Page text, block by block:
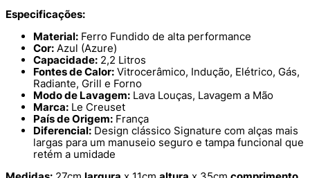
Especificações:
Material: Ferro Fundido de alta performance
Cor: Azul (Azure)
Capacidade: 2,2 Litros
Fontes de Calor: Vitrocerâmico, Indução, Elétrico, Gás,
Radiante, Grill e Forno
Modo de Lavagem: Lava Louças, Lavagem a Mão
Marca: Le Creuset
País de Origem: França
Diferencial: Design clássico Signature com alças mais
largas para um manuseio seguro e tampa funcional que
retém a umidade